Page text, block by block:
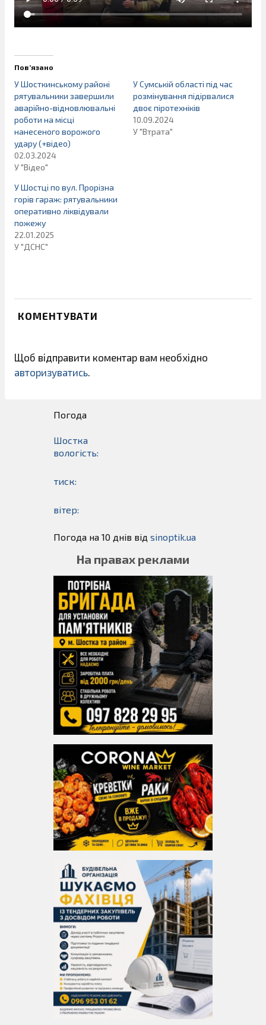
Пов’язано
У Шосткинському районі
рятувальники завершили
аварійно-відновлювальні
роботи на місці
нанесеного ворожого
удару (+відео)
02.03.2024
У "Відео"
У Сумській області під час
розмінування підірвалися
двоє піротехніків
10.09.2024
У "Втрата"
У Шостці по вул. Прорізна
горів гараж: рятувальники
оперативно ліквідували
пожежу
22.01.2025
У "ДСНС"
КОМЕНТУВАТИ
Щоб відправити коментар вам необхідно
авторизуватись.
Погода
Шостка
вологість:
тиск:
вітер:
Погода на 10 днів від sinoptik.ua
На правах реклами